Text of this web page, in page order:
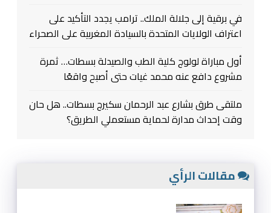
في برقية إلى جلالة الملك.. ترامب يجدد التأكيد على
اعتراف الولايات المتحدة بالسيادة المغربية على الصحراء
أول مباراة لولوج كلية الطب والصيدلة بسطات… ثمرة
مشروع دافع عنه محمد غيات حتى أصبح واقعًا
ملتقى طرق بشارع عبد الرحمان سكيرج بسطات.. هل حان
وقت إحداث مدارة لحماية مستعملي الطريق؟
مقالات الرأي